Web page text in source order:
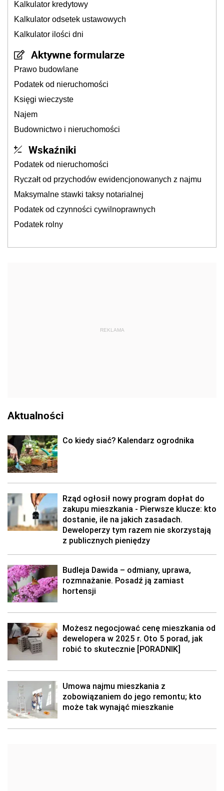
Kalkulator kredytowy
Kalkulator odsetek ustawowych
Kalkulator ilości dni
Aktywne formularze
Prawo budowlane
Podatek od nieruchomości
Księgi wieczyste
Najem
Budownictwo i nieruchomości
Wskaźniki
Podatek od nieruchomości
Ryczałt od przychodów ewidencjonowanych z najmu
Maksymalne stawki taksy notarialnej
Podatek od czynności cywilnoprawnych
Podatek rolny
REKLAMA
Aktualności
Co kiedy siać? Kalendarz ogrodnika
Rząd ogłosił nowy program dopłat do
zakupu mieszkania - Pierwsze klucze: kto
dostanie, ile na jakich zasadach.
Deweloperzy tym razem nie skorzystają
z publicznych pieniędzy
Budleja Dawida – odmiany, uprawa,
rozmnażanie. Posadź ją zamiast
hortensji
Możesz negocjować cenę mieszkania od
dewelopera w 2025 r. Oto 5 porad, jak
robić to skutecznie [PORADNIK]
Umowa najmu mieszkania z
zobowiązaniem do jego remontu; kto
może tak wynająć mieszkanie